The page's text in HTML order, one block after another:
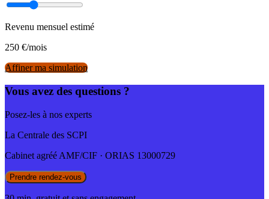
Revenu mensuel estimé
250 €/mois
Affiner ma simulation
Vous avez des questions ?
Posez-les à nos experts
La Centrale des SCPI
Cabinet agréé AMF/CIF · ORIAS 13000729
Prendre rendez-vous